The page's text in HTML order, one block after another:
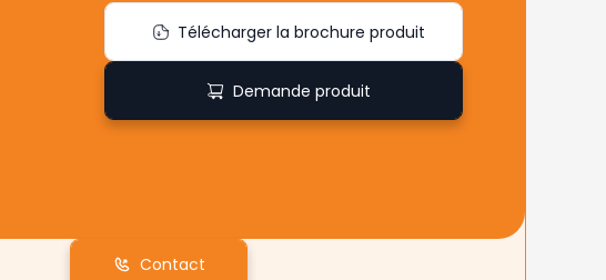
Télécharger la brochure produit
Demande produit
Contact